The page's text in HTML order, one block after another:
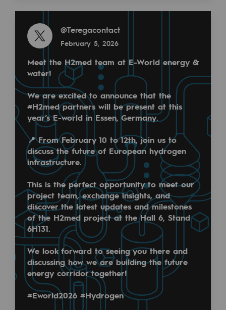
Decarbonization: a priority
Limiting atmospheric emissions
Biodiversity preservation
Impact management
Social and regional responsibility
Social and regional responsibility
Energiz Mouv
Energiz Mouv
Teréga's social and regional program
Regional
Regional
Commitments to the territories
Social
Social
@teréga
October 6, 2025
La collaboration : clé de la résilience énergétique
C'était le message central porté par Patrick
Read more
@Teréga
October 6, 2025
@Teregacontact
February 5, 2026
Meet the H2med team at E-World energy &
water!
We are excited to announce that the
#H2med partners will be present at this
year’s E-world in Essen, Germany.
📍 From February 10 to 12th, join us to
discuss the future of European hydrogen
infrastructure.
This is the perfect opportunity to meet our
project team, exchange insights, and
discover the latest updates and milestones
of the H2med project at the Hall 6, Stand
6H131.
We look forward to seeing you there and
discussing how we are building the future
energy corridor together!
#Eworld2026 #Hydrogen